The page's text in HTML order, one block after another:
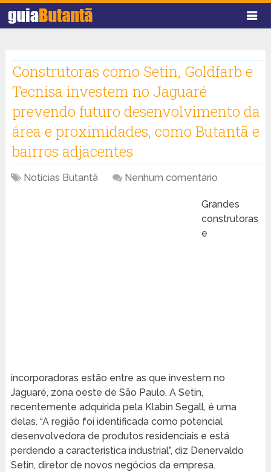
Construtoras como Setin, Goldfarb e
Tecnisa investem no Jaguaré
prevendo futuro desenvolvimento da
área e proximidades, como Butantã e
bairros adjacentes
Notícias Butantã Nenhum comentário
Grandes
construtoras
e
incorporadoras estão entre as que investem no
Jaguaré, zona oeste de São Paulo. A Setin,
recentemente adquirida pela Klabin Segall, é uma
delas. “A região foi identificada como potencial
desenvolvedora de produtos residenciais e está
perdendo a caracteristica industrial”, diz Denervaldo
Setin, diretor de novos negócios da empresa.